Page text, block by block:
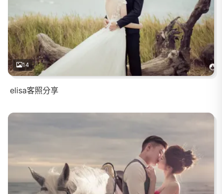
14
elisa客照分享